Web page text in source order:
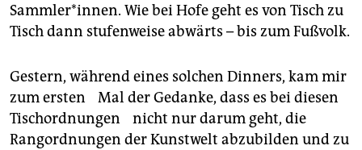
Samm­le­r*in­nen. Wie bei Hofe geht es von Tisch zu
Tisch dann stufenweise abwärts – bis zum Fußvolk.
Gestern, während eines solchen Dinners, kam mir
zum ersten Mal der Gedanke, dass es bei diesen
Tischordnungen nicht nur darum geht, die
Rangordnungen der Kunstwelt abzubilden und zu